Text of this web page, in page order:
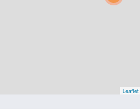
Oberösterreich
VorarlbergLeaflet